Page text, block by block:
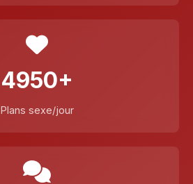
4950+
Plans sexe/jour